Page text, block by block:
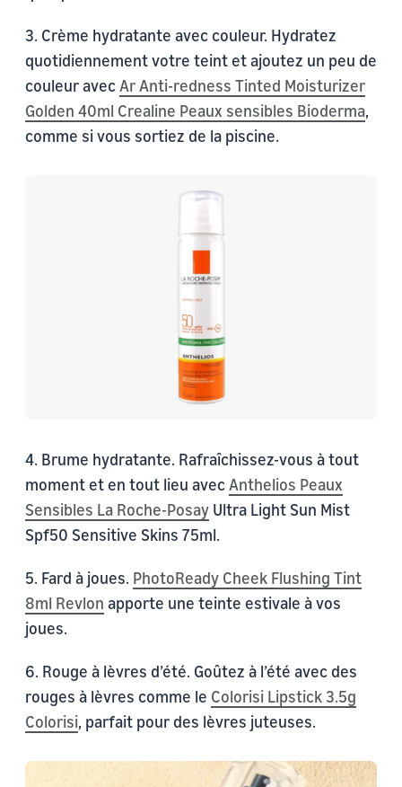
3. Crème hydratante avec couleur. Hydratez
quotidiennement votre teint et ajoutez un peu de
couleur avecAr Anti-redness Tinted Moisturizer
Golden 40ml Crealine Peaux sensibles Bioderma,
comme si vous sortiez de la piscine.
4. Brume hydratante. Rafraîchissez-vous à tout
moment et en tout lieu avecAnthelios Peaux
Sensibles La Roche-Posay Ultra Light Sun Mist
Spf50 Sensitive Skins 75ml.
5. Fard à joues. PhotoReady Cheek Flushing Tint
8ml Revlon apporte une teinte estivale à vos
joues.
6. Rouge à lèvres d’été. Goûtez à l’été avec des
rouges à lèvres comme le Colorisi Lipstick 3.5g
Colorisi, parfait pour des lèvres juteuses.